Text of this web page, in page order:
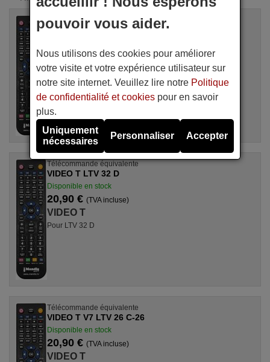
Télécommande équivalente
VIDEO T LTV 26 D
20,90 €(TVA incluse)
VIDEO T
Pour LTV 26 D
Télécommande équivalente
VIDEO T LTV 32 D
Disponible en stock
20,90 € (TVA incluse)
VIDEO T
Pour LTV 32 D
Télécommande équivalente
VIDEO T V7 LTV 26 C-26
Disponible en stock
20,90 € (TVA incluse)
VIDEO T
pouvoir vous aider.
Nous utilisons des cookies pour améliorer
votre visite et votre expérience utilisateur sur
notre site internet. Veuillez lire notre Politique
de confidentialité et cookies pour en savoir
plus.
Uniquement
nécessaires
Personnaliser Accepter